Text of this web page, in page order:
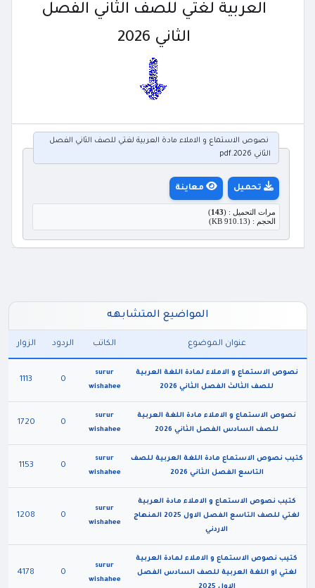
العربية لغتي للصف الثاني الفصل
الثاني 2026
نصوص الاستماع و الاملاء مادة العربية لغتي للصف الثاني الفصل
الثاني 2026.pdf
تحميل معاينة
مرات التحميل : (143
)
الحجم : (910.13 KB)
المواضيع المتشابهه
عنوان الموضوع الكاتب الردود الزوار
نصوص الاستماع و الاملاء لمادة اللغة العربية
للصف الثالث الفصل الثاني 2026
surur
wishahee
0
1113
نصوص الاستماع و الاملاء مادة اللغة العربية
للصف السادس الفصل الثاني 2026
surur
wishahee
0
1720
كتيب نصوص الاستماع مادة اللغة العربية للصف
التاسع الفصل الثاني 2026
surur
wishahee
0
1153
كتيب نصوص الاستماع و الاملاء مادة العربية
لغتي للصف التاسع الفصل الاول 2025 المنهاج
الاردني
surur
wishahee
0
1208
كتيب نصوص الاستماع و الاملاء لمادة العربية
لغتي او اللغة العربية للصف السادس الفصل
surur
wishahee
0
4178